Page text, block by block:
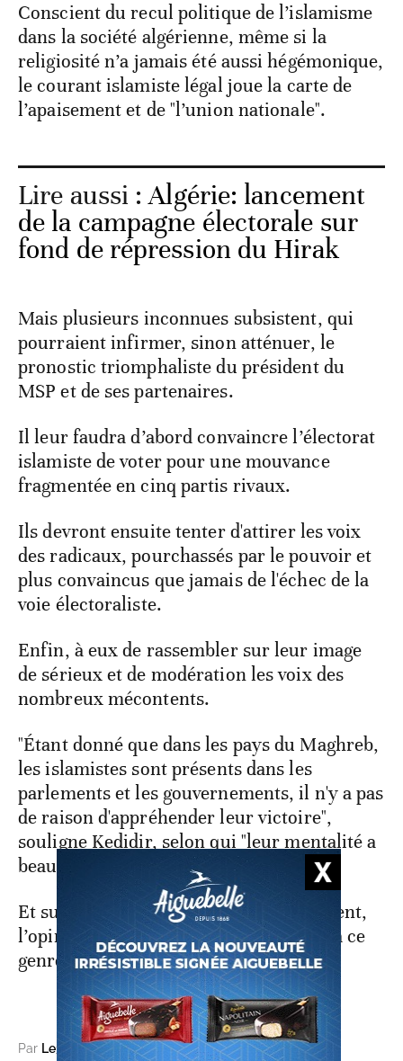
Conscient du recul politique de l’islamisme
dans la société algérienne, même si la
religiosité n’a jamais été aussi hégémonique,
le courant islamiste légal joue la carte de
l’apaisement et de "l’union nationale".
Lire aussi :Algérie: lancement
de la campagne électorale sur
fond de répression du Hirak
Mais plusieurs inconnues subsistent, qui
pourraient infirmer, sinon atténuer, le
pronostic triomphaliste du président du
MSP et de ses partenaires.
Il leur faudra d’abord convaincre l’électorat
islamiste de voter pour une mouvance
fragmentée en cinq partis rivaux.
Ils devront ensuite tenter d'attirer les voix
des radicaux, pourchassés par le pouvoir et
plus convaincus que jamais de l'échec de la
voie électoraliste.
Enfin, à eux de rassembler sur leur image
de sérieux et de modération les voix des
nombreux mécontents.
"Étant donné que dans les pays du Maghreb,
les islamistes sont présents dans les
parlements et les gouvernements, il n'y a pas
de raison d'appréhender leur victoire",
souligne Kedidir, selon qui "leur mentalité a
beaucoup évolué".
Et sur "la religion qu’ils instrumentalisent,
l’opinion publique n’est plus réceptive à ce
genre de discours", dit-il.
Par Le360 Afrique (avec AFP)